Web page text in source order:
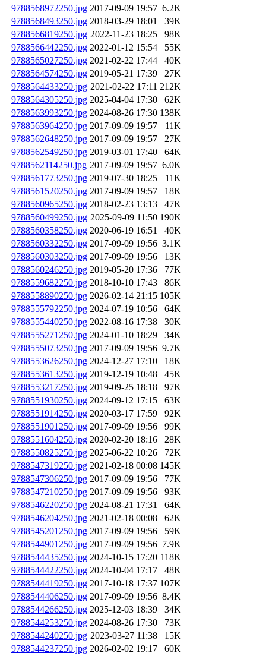
9788568972250.jpg 2017-09-09 19:57 6.2K
9788568493250.jpg 2018-03-29 18:01
39K
9788566819250.jpg 2022-11-23 18:25
98K
9788566442250.jpg 2022-01-12 15:54
55K
9788565027250.jpg 2021-02-22 17:44
40K
9788564574250.jpg 2019-05-21 17:39
27K
9788564433250.jpg 2021-02-22 17:11 212K
9788564305250.jpg 2025-04-04 17:30
62K
9788563993250.jpg 2024-08-26 17:30 138K
9788563964250.jpg 2017-09-09 19:57
11K
9788562648250.jpg 2017-09-09 19:57
27K
9788562549250.jpg 2019-03-01 17:40
64K
9788562114250.jpg 2017-09-09 19:57 6.0K
9788561773250.jpg 2019-07-30 18:25
11K
9788561520250.jpg 2017-09-09 19:57
18K
9788560965250.jpg 2018-02-23 13:13
47K
9788560499250.jpg 2025-09-09 11:50 190K
9788560358250.jpg 2020-06-19 16:51
40K
9788560332250.jpg 2017-09-09 19:56 3.1K
9788560303250.jpg 2017-09-09 19:56
13K
9788560246250.jpg 2019-05-20 17:36
77K
9788559682250.jpg 2018-10-10 17:43
86K
9788558890250.jpg 2026-02-14 21:15 105K
9788555792250.jpg 2024-07-19 10:56
64K
9788555440250.jpg 2022-08-16 17:38
30K
9788555271250.jpg 2024-01-10 18:29
34K
9788555073250.jpg 2017-09-09 19:56 9.7K
9788553626250.jpg 2024-12-27 17:10
18K
9788553613250.jpg 2019-12-19 10:48
45K
9788553217250.jpg 2019-09-25 18:18
97K
9788551930250.jpg 2024-09-12 17:15
63K
9788551914250.jpg 2020-03-17 17:59
92K
9788551901250.jpg 2017-09-09 19:56
99K
9788551604250.jpg 2020-02-20 18:16
28K
9788550825250.jpg 2025-06-22 10:26
72K
9788547319250.jpg 2021-02-18 00:08 145K
9788547306250.jpg 2017-09-09 19:56
77K
9788547210250.jpg 2017-09-09 19:56
93K
9788546220250.jpg 2024-08-21 17:31
64K
9788546204250.jpg 2021-02-18 00:08
62K
9788545201250.jpg 2017-09-09 19:56
59K
9788544901250.jpg 2017-09-09 19:56 7.9K
9788544435250.jpg 2024-10-15 17:20 118K
9788544422250.jpg 2024-10-04 17:17
48K
9788544419250.jpg 2017-10-18 17:37 107K
9788544406250.jpg 2017-09-09 19:56 8.4K
9788544266250.jpg 2025-12-03 18:39
34K
9788544253250.jpg 2024-08-26 17:30
73K
9788544240250.jpg 2023-03-27 11:38
15K
9788544237250.jpg 2026-02-02 19:17
60K